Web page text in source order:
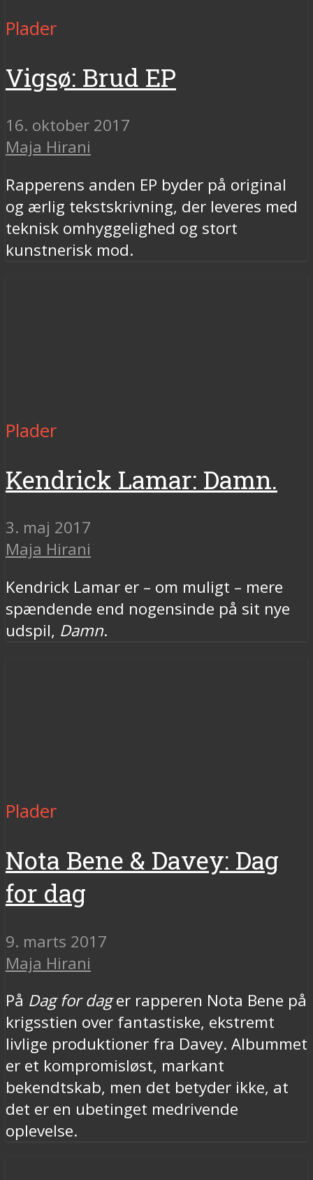
Plader
Vigsø: Brud EP
16. oktober 2017
Maja Hirani
Rapperens anden EP byder på original
og ærlig tekstskrivning, der leveres med
teknisk omhyggelighed og stort
kunstnerisk mod.
Plader
Kendrick Lamar: Damn.
3. maj 2017
Maja Hirani
Kendrick Lamar er – om muligt – mere
spændende end nogensinde på sit nye
udspil, Damn.
Plader
Nota Bene & Davey: Dag
for dag
9. marts 2017
Maja Hirani
På Dag for dager rapperen Nota Bene på
krigsstien over fantastiske, ekstremt
livlige produktioner fra Davey. Albummet
er et kompromisløst, markant
bekendtskab, men det betyder ikke, at
det er en ubetinget medrivende
oplevelse.